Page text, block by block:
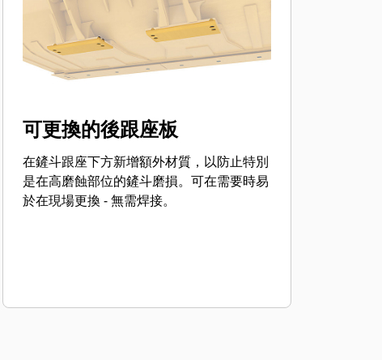
可更換的後跟座板
在鏟斗跟座下方新增額外材質，以防止特別
是在高磨蝕部位的鏟斗磨損。可在需要時易
於在現場更換 - 無需焊接。